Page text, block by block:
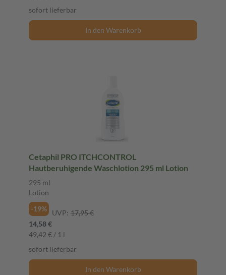
sofort lieferbar
In den Warenkorb
Cetaphil PRO ITCHCONTROL
Hautberuhigende Waschlotion 295 ml Lotion
295 ml
Lotion
-19%
UVP: 17,95 €
14,58 €
49,42 € / 1 l
sofort lieferbar
In den Warenkorb